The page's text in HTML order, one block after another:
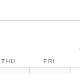
THU FRI